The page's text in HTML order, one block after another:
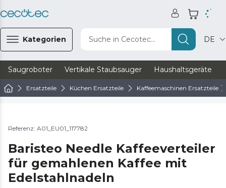
Kategorien Suche in Cecotec... DE
Saugroboter Vertikale Staubsauger Haushaltsgeräte
Ersatzteile Küchen Ersatzteile Kaffeemaschinen Ersatzteile
Referenz: A01_EU01_117782
Baristeo Needle Kaffeeverteiler
für gemahlenen Kaffee mit
Edelstahlnadeln